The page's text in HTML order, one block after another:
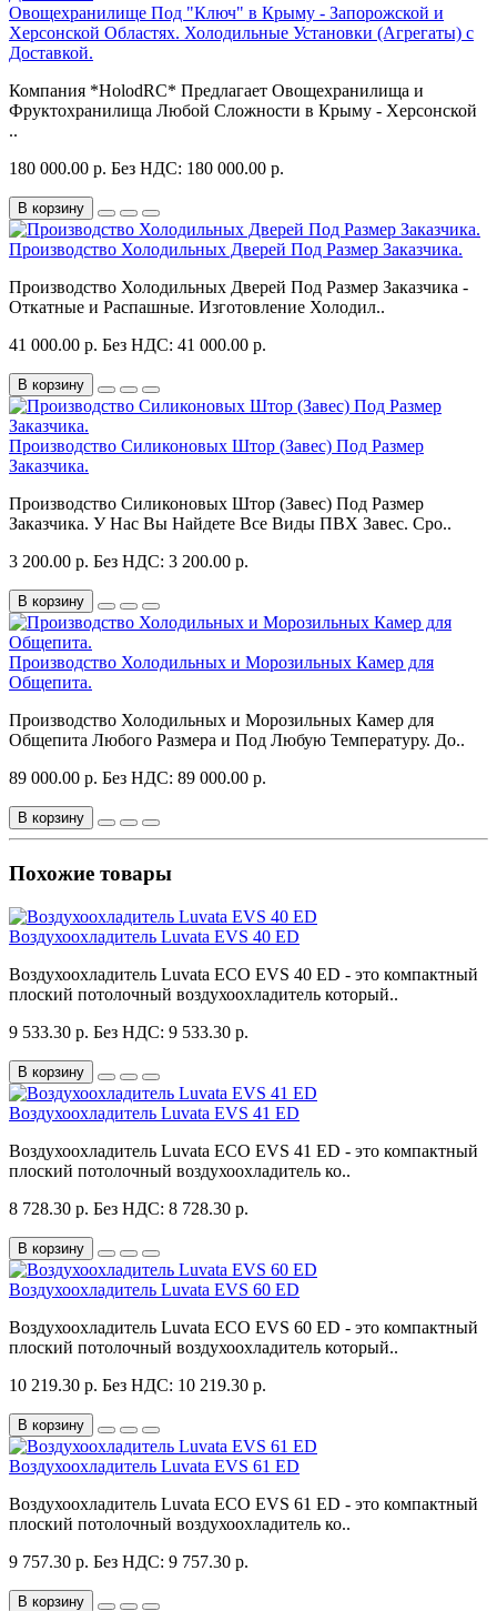
Овощехранилище Под "Ключ" в Крыму - Запорожской и
Херсонской Областях. Холодильные Установки (Агрегаты) с
Доставкой.
Компания *HolodRC* Предлагает Овощехранилища и
Фруктохранилища Любой Сложности в Крыму - Херсонской
..
180 000.00 р. Без НДС: 180 000.00 р.
В корзину
Производство Холодильных Дверей Под Размер Заказчика.
Производство Холодильных Дверей Под Размер Заказчика -
Откатные и Распашные. Изготовление Холодил..
41 000.00 р. Без НДС: 41 000.00 р.
В корзину
Производство Силиконовых Штор (Завес) Под Размер
Заказчика.
Производство Силиконовых Штор (Завес) Под Размер
Заказчика. У Нас Вы Найдете Все Виды ПВХ Завес. Сро..
3 200.00 р. Без НДС: 3 200.00 р.
В корзину
Производство Холодильных и Морозильных Камер для
Общепита.
Производство Холодильных и Морозильных Камер для
Общепита Любого Размера и Под Любую Температуру. До..
89 000.00 р. Без НДС: 89 000.00 р.
В корзину
Похожие товары
Воздухоохладитель Luvata EVS 40 ED
Воздухоохладитель Luvata ECO EVS 40 ED - это компактный
плоский потолочный воздухоохладитель который..
9 533.30 р. Без НДС: 9 533.30 р.
В корзину
Воздухоохладитель Luvata EVS 41 ED
Воздухоохладитель Luvata ECO EVS 41 ED - это компактный
плоский потолочный воздухоохладитель ко..
8 728.30 р. Без НДС: 8 728.30 р.
В корзину
Воздухоохладитель Luvata EVS 60 ED
Воздухоохладитель Luvata ECO EVS 60 ED - это компактный
плоский потолочный воздухоохладитель который..
10 219.30 р. Без НДС: 10 219.30 р.
В корзину
Воздухоохладитель Luvata EVS 61 ED
Воздухоохладитель Luvata ECO EVS 61 ED - это компактный
плоский потолочный воздухоохладитель ко..
9 757.30 р. Без НДС: 9 757.30 р.
В корзину